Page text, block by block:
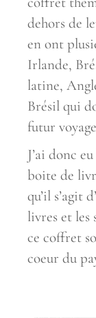
dehors de
en ont
Irlande,
latine,
Brésil qui
futur
J’ai donc
boite de
qu’il s’agit
livres et les
ce coffret
coeur du